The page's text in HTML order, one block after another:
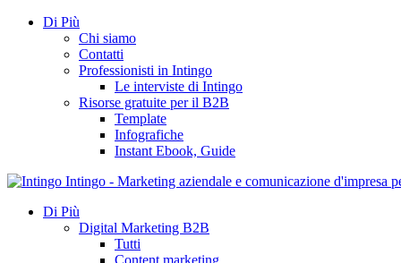
Di Più
Chi siamo
Contatti
Professionisti in Intingo
Le interviste di Intingo
Risorse gratuite per il B2B
Template
Infografiche
Instant Ebook, Guide
Intingo - Marketing aziendale e comunicazione d'impresa
Di Più
Digital Marketing B2B
Tutti
Content marketing